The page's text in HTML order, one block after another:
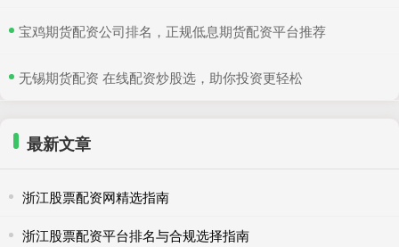
​宝鸡期货配资公司排名，正规低息期货配资平台推荐
​无锡期货配资 在线配资炒股选，助你投资更轻松
最新文章
浙江股票配资网精选指南
浙江股票配资平台排名与合规选择指南